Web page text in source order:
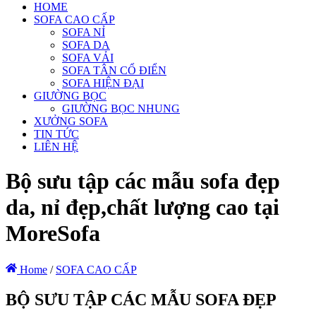
HOME
SOFA CAO CẤP
SOFA NỈ
SOFA DA
SOFA VẢI
SOFA TÂN CỔ ĐIỂN
SOFA HIỆN ĐẠI
GIƯỜNG BỌC
GIƯỜNG BỌC NHUNG
XƯỞNG SOFA
TIN TỨC
LIÊN HỆ
Bộ sưu tập các mẫu sofa đẹp
da, nỉ đẹp,chất lượng cao tại
MoreSofa
Home / SOFA CAO CẤP
BỘ SƯU TẬP CÁC MẪU SOFA ĐẸP